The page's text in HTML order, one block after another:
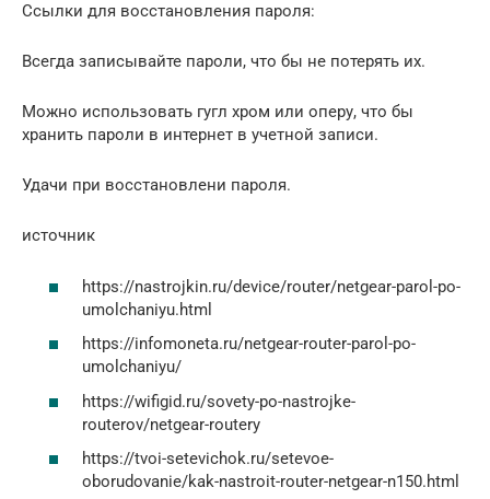
Ссылки для восстановления пароля:
Всегда записывайте пароли, что бы не потерять их.
Можно использовать гугл хром или оперу, что бы
хранить пароли в интернет в учетной записи.
Удачи при восстановлени пароля.
источник
https://nastrojkin.ru/device/router/netgear-parol-po-
umolchaniyu.html
https://infomoneta.ru/netgear-router-parol-po-
umolchaniyu/
https://wifigid.ru/sovety-po-nastrojke-
routerov/netgear-routery
https://tvoi-setevichok.ru/setevoe-
oborudovanie/kak-nastroit-router-netgear-n150.html